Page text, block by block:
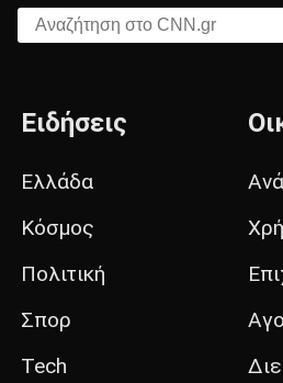
Αναζήτηση στο CNN.gr
Ειδήσεις
Ελλάδα
Κόσμος
Πολιτική
Σπορ
Tech